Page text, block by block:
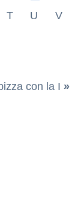
T U
V
con la I »